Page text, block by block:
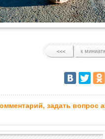
к
задать вопрос